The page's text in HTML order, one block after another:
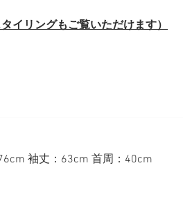
イリングもご覧いただけます）
袖丈：63cm 首周：40cm